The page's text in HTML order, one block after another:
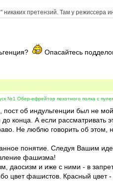
никаких претензий. Там у режиссера
Опасайтесь
№1 Обер-ефрейтор пехотного полка с
об индульгенции был не
конца. А если рассматривать
Не люблю говорить об этом,
понятие. Следуя Вашим
фашизма!
даосизм и иже с ними - в
цвет фашистов. Красный